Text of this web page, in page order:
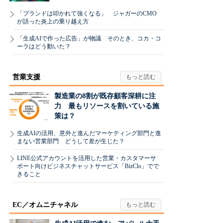
「ブランドは叩かれて強くなる」 ジャガーのCMO
が語った炎上の乗り越え方
「生成AIで作った広告」が物議 そのとき、コカ・コ
ーラはどう動いた？
営業支援
製造業の8割が既存顧客深耕に注
力 最もリソースを割いている施
策は？
生成AIの活用、意外と進んだマーケティング部門と進
まない営業部門 どうして差が生じた？
LINE公式アカウントを活用した営業・カスタマーサ
ポート向けビジネスチャットサービス「BizClo」でで
きること
EC／オムニチャネル